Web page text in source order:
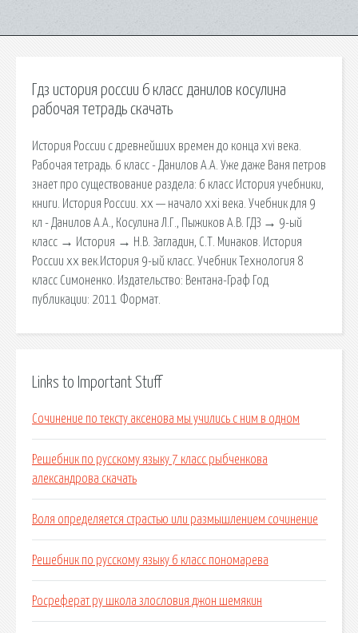
Гдз история россии 6 класс данилов косулина
рабочая тетрадь скачать
История России с древнейших времен до конца xvi века.
Рабочая тетрадь. 6 класс - Данилов А.А. Уже даже Ваня петров
знает про существование раздела: 6 класс История учебники,
книги. История России. xx — начало xxi века. Учебник для 9
кл - Данилов А.А., Косулина Л.Г., Пыжиков А.В. ГДЗ → 9-ый
класс → История → Н.В. Загладин, С.Т. Минаков. История
России xx век.История 9-ый класс. Учебник Технология 8
класс Симоненко. Издательство: Вентана-Граф Год
публикации: 2011 Формат.
Links to Important Stuff
Сочинение по тексту аксенова мы учились с ним в одном
Решебник по русскому языку 7 класс рыбченкова
александрова скачать
Воля определяется страстью или размышлением сочинение
Решебник по русскому языку 6 класс пономарева
Росреферат ру школа злословия джон шемякин